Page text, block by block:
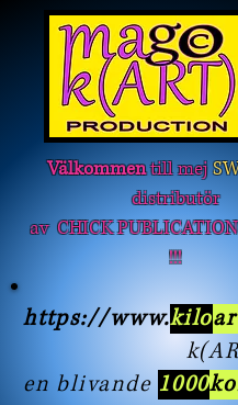
Välkommentill mej
distributör
av CHICK
!!!
https://www.kilo
en blivande 1000